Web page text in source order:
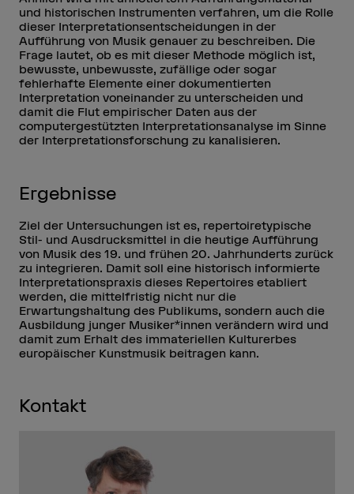
und historischen Instrumenten verfahren, um die Rolle
dieser Interpretationsentscheidungen in der
Aufführung von Musik genauer zu beschreiben. Die
Frage lautet, ob es mit dieser Methode möglich ist,
bewusste, unbewusste, zufällige oder sogar
fehlerhafte Elemente einer dokumentierten
Interpretation voneinander zu unterscheiden und
damit die Flut empirischer Daten aus der
computergestützten Interpretationsanalyse im Sinne
der Interpretationsforschung zu kanalisieren.
Ergebnisse
Ziel der Untersuchungen ist es, repertoiretypische
Stil- und Ausdrucksmittel in die heutige Aufführung
von Musik des 19. und frühen 20. Jahrhunderts zurück
zu integrieren. Damit soll eine historisch informierte
Interpretationspraxis dieses Repertoires etabliert
werden, die mittelfristig nicht nur die
Erwartungshaltung des Publikums, sondern auch die
Ausbildung junger Musiker*innen verändern wird und
damit zum Erhalt des immateriellen Kulturerbes
europäischer Kunstmusik beitragen kann.
Kontakt